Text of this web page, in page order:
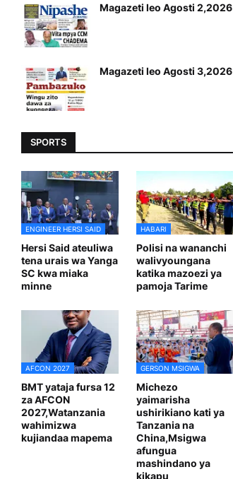
Magazeti leo Agosti 2,2026
Magazeti leo Agosti 3,2026
SPORTS
ENGINEER HERSI SAID
Hersi Said ateuliwa
tena urais wa Yanga
SC kwa miaka
minne
HABARI
Polisi na wananchi
walivyoungana
katika mazoezi ya
pamoja Tarime
AFCON 2027
BMT yataja fursa 12
za AFCON
2027,Watanzania
wahimizwa
kujiandaa mapema
GERSON MSIGWA
Michezo
yaimarisha
ushirikiano kati ya
Tanzania na
China,Msigwa
afungua
mashindano ya
kikapu